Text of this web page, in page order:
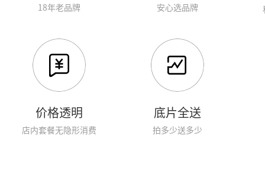
18年老品牌 安心选品牌
价格透明
店内套餐无隐形消费
底片全送
拍多少送多少